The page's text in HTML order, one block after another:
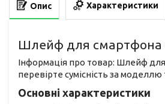
Опис Характеристики
Шлейф для смартфона
Інформація про товар: Шлейф
перевірте сумісність за
Основні характеристики